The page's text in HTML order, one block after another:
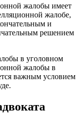
жалобы имеет
жалобе,
и
решением
в уголовном
жалобы в
важным условием